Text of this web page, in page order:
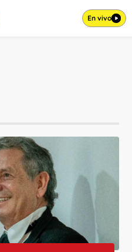
En vivo